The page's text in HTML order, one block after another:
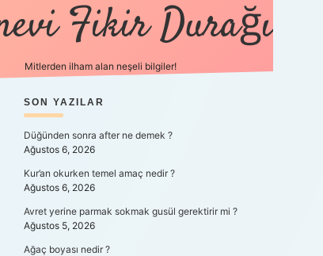
Fikir Durağı
Mitlerden ilham alan neşeli bilgiler!
SIDEBAR
SON YAZILAR
Düğünden sonra after ne demek ?
Ağustos 6, 2026
Kur’an okurken temel amaç nedir ?
Ağustos 6, 2026
Avret yerine parmak sokmak gusül gerektirir mi ?
Ağustos 5, 2026
Ağaç boyası nedir ?